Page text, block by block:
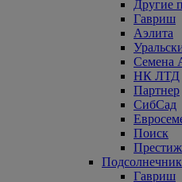
Другие
Гавриш
Аэлита
Семена
НК ЛТД
Партнер
СибСад
Поиск
Престиж
Подсолнечник
Гавриш